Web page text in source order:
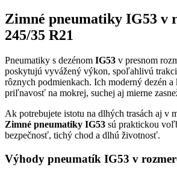
Zimné pneumatiky IG53 v
245/35 R21
Pneumatiky s dezénom IG53 v presnom
poskytujú vyvážený výkon, spoľahlivú
rôznych podmienkach. Ich moderný dezén
priľnavosť na mokrej, suchej aj mierne
Ak potrebujete istotu na dlhých trasách aj v
Zimné pneumatiky IG53 sú praktickou
bezpečnosť, tichý chod a dlhú životnosť.
Výhody pneumatík IG53 v